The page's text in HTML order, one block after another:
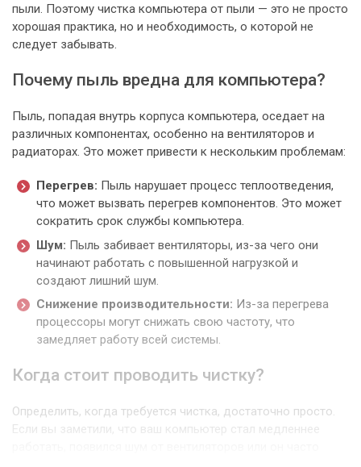
пыли. Поэтому чистка компьютера от пыли — это не просто
хорошая практика, но и необходимость, о которой не
следует забывать.
Почему пыль вредна для компьютера?
Пыль, попадая внутрь корпуса компьютера, оседает на
различных компонентах, особенно на вентиляторов и
радиаторах. Это может привести к нескольким проблемам:
Перегрев: Пыль нарушает процесс теплоотведения,
что может вызвать перегрев компонентов. Это может
сократить срок службы компьютера.
Шум: Пыль забивает вентиляторы, из-за чего они
начинают работать с повышенной нагрузкой и
создают лишний шум.
Снижение производительности: Из-за перегрева
процессоры могут снижать свою частоту, что
замедляет работу всей системы.
Когда стоит проводить чистку?
Определить, когда требуется чистка, достаточно просто.
Если вы заметили, что ваш компьютер стал медленнее